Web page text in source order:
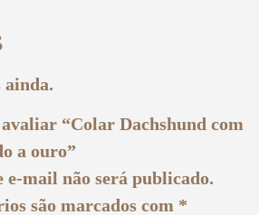
ainda.
“Colar Dachshund com
a ouro”
e-mail não será publicado.
são marcados com *